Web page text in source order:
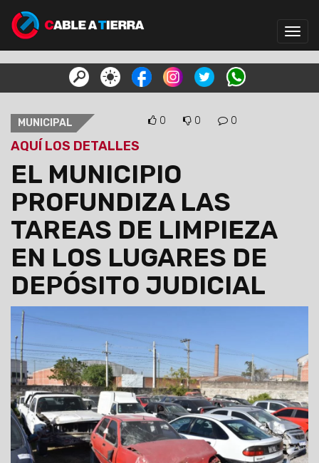
MUNICIPAL 0 0 0
AQUÍ LOS DETALLES
EL MUNICIPIO
PROFUNDIZA LAS
TAREAS DE LIMPIEZA
EN LOS LUGARES DE
DEPÓSITO JUDICIAL